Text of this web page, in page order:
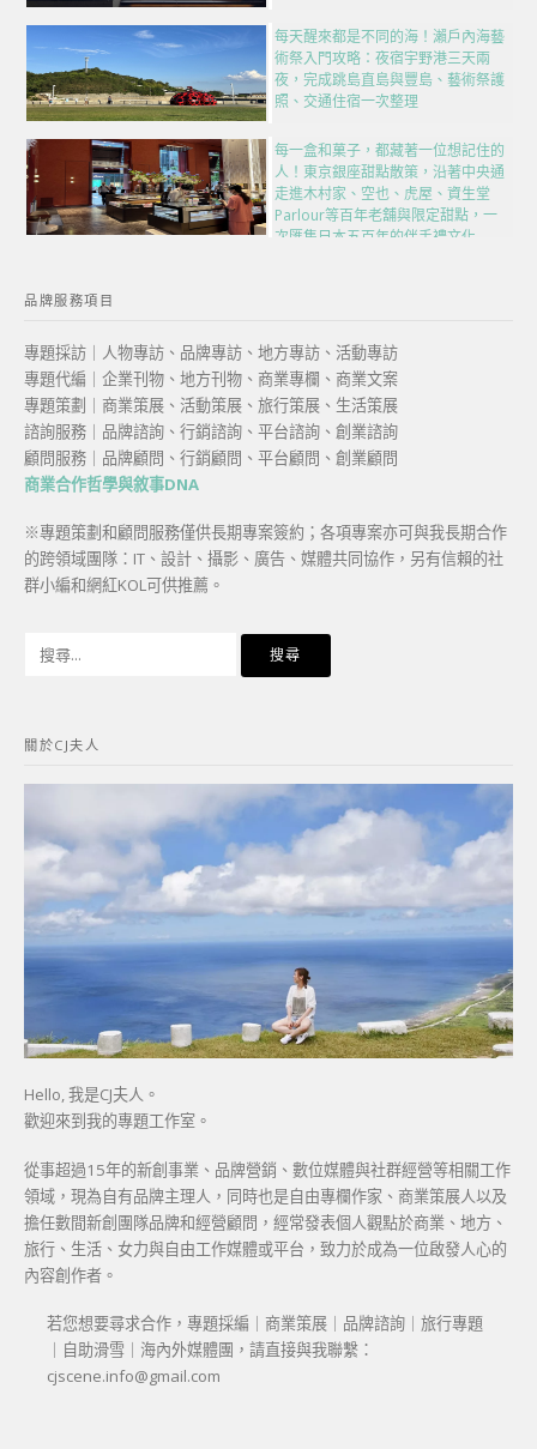
每天醒來都是不同的海！瀨戶內海藝
術祭入門攻略：夜宿宇野港三天兩
夜，完成跳島直島與豐島、藝術祭護
照、交通住宿一次整理
每一盒和菓子，都藏著一位想記住的
人！東京銀座甜點散策，沿著中央通
走進木村家、空也、虎屋、資生堂
Parlour等百年老舖與限定甜點，一
次匯集日本五百年的伴手禮文化
品牌服務項目
專題採訪｜人物專訪、品牌專訪、地方專訪、活動專訪
專題代編｜企業刊物、地方刊物、商業專欄、商業文案
專題策劃｜商業策展、活動策展、旅行策展、生活策展
諮詢服務｜品牌諮詢、行銷諮詢、平台諮詢、創業諮詢
顧問服務｜品牌顧問、行銷顧問、平台顧問、創業顧問
商業合作哲學與敘事DNA
※專題策劃和顧問服務僅供長期專案簽約；各項專案亦可與我長期合作
的跨領域團隊：IT、設計、攝影、廣告、媒體共同協作，另有信賴的社
群小編和網紅KOL可供推薦。
字:
關於CJ夫人
Hello, 我是CJ夫人。
歡迎來到我的專題工作室。
從事超過15年的新創事業、品牌營銷、數位媒體與社群經營等相關工作
領域，現為自有品牌主理人，同時也是自由專欄作家、商業策展人以及
擔任數間新創團隊品牌和經營顧問，經常發表個人觀點於商業、地方、
旅行、生活、女力與自由工作媒體或平台，致力於成為一位啟發人心的
內容創作者。
若您想要尋求合作，專題採編｜商業策展｜品牌諮詢｜旅行專題
｜自助滑雪｜海內外媒體團，請直接與我聯繫：
cjscene.info@gmail.com